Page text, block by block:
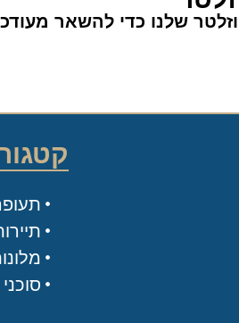
שלנו כדי להשאר מעודכנים
תעופה
תיירות
מלונות
סוכני